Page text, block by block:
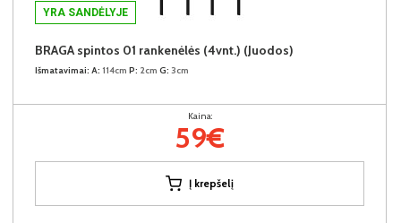
YRA SANDĖLYJE
BRAGA spintos 01 rankenėlės (4vnt.) (Juodos)
Išmatavimai: A: 114cm P: 2cm G: 3cm
Kaina:
59€
Į krepšelį